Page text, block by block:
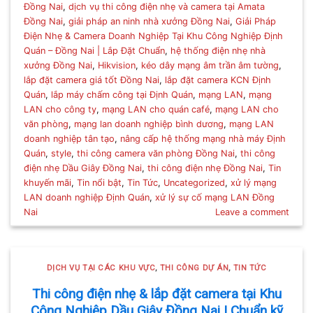
Đồng Nai,dịch vụ thi công điện nhẹ và camera tại Amata
Đồng Nai,giải pháp an ninh nhà xưởng Đồng Nai,Giải Pháp
Điện Nhẹ & Camera Doanh Nghiệp Tại Khu Công Nghiệp Định
Quán – Đồng Nai | Lắp Đặt Chuẩn, hệ thống điện nhẹ nhà
xưởng Đồng Nai, Hikvision, kéo dây mạng âm trần âm tường,
lắp đặt camera giá tốt Đồng Nai, lắp đặt camera KCN Định
Quán, lắp máy chấm công tại Định Quán, mạng LAN, mạng
LAN cho công ty, mạng LAN cho quán café, mạng LAN cho
văn phòng, mạng lan doanh nghiệp bình dương, mạng LAN
doanh nghiệp tân tạo, nâng cấp hệ thống mạng nhà máy Định
Quán,style,thi công camera văn phòng Đồng Nai,thi công
điện nhẹ Dầu Giây Đồng Nai,thi công điện nhẹ Đồng Nai,Tin
khuyến mãi,Tin nổi bật,Tin Tức, Uncategorized,xử lý mạng
LAN doanh nghiệp Định Quán,xử lý sự cố mạng LAN Đồng
Nai
Leave a comment
DỊCH VỤ TẠI CÁC KHU VỰC, THI CÔNG DỰ ÁN, TIN TỨC
Thi công điện nhẹ & lắp đặt camera tại Khu